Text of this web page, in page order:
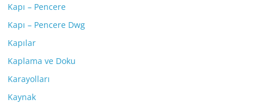
Kapı – Pencere
Kapı – Pencere Dwg
Kapılar
Kaplama ve Doku
Karayolları
Kaynak